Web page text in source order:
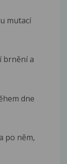
mutací
brnění a
dne
po něm,